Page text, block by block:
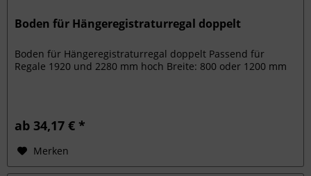
Boden für Hängeregistraturregal doppelt
Boden für Hängeregistraturregal doppelt Passend für
Regale 1920 und 2280 mm hoch Breite: 800 oder 1200 mm
ab 34,17 € *
Merken